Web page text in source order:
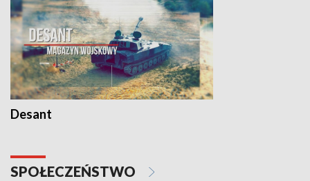
Desant
SPOŁECZEŃSTWO